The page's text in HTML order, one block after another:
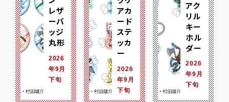
レザ
ーバ
ッジ
丸形
2026
年9月
下旬
アカ
ード
ステ
ッカ
ー
2026
年9月
下旬
アク
リル
キー
ホル
ダー
2026
年9月
下旬